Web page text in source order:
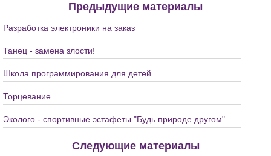
Предыдущие материалы
Разработка электроники на заказ
Танец - замена злости!
Школа программирования для детей
Торцевание
Эколого - спортивные эстафеты "Будь природе другом"
Следующие материалы